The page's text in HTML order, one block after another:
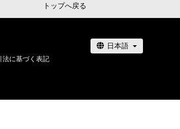
トップへ戻る
法に基づく表記